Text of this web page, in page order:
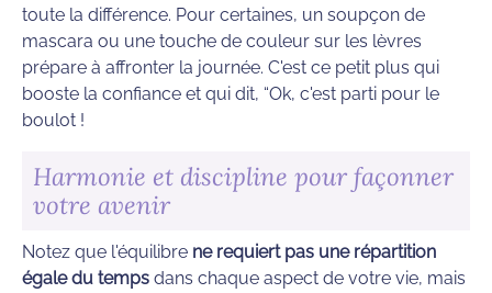
toute la différence. Pour certaines, un soupçon de
mascara ou une touche de couleur sur les lèvres
prépare à affronter la journée. C'est ce petit plus qui
booste la confiance et qui dit, “Ok, c'est parti pour le
boulot !
Harmonie et discipline pour façonner
votre avenir
Notez que l'équilibre ne requiert pas une répartition
égale du temps dans chaque aspect de votre vie, mais